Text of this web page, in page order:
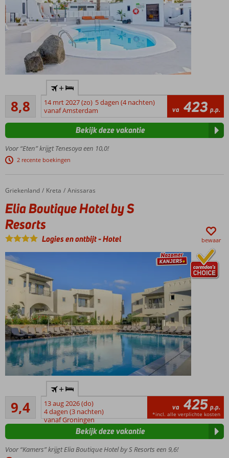
Only Adult
accommodatie;
min. leeftijd is
18 jaar
Kleinschalig
Op
loopafstand
strand
Gelegen
del
Ingles
Ontspannen
aan het
zwembad
8,8
Aanrader
130
beoordelingen
+
14 mrt 2027 (zo) 5 dagen (4 nachten)
vanaf Amsterdam
va 423 p.p.
Voor “Eten” krijgt Tenesoya een 10,0!
2 recente boekingen
Bekijk deze vakantie
Home
Griekenland Kreta Anissaras
Elia Boutique Hotel by S Resorts
Elia Boutique Hotel by S
Resorts
Logies en ontbijt-Hotel bewaar
boetiekhotel
met
moderne
uitstraling
9,4
Uitstekend
54
beoordelingen
+
13 aug 2026 (do)
4 dagen (3 nachten)
vanaf Groningen
va 425 p.p.
*incl. alle verplichte kosten
Voor “Kamers” krijgt Elia Boutique Hotel by S Resorts een 9,6!
Bekijk deze vakantie